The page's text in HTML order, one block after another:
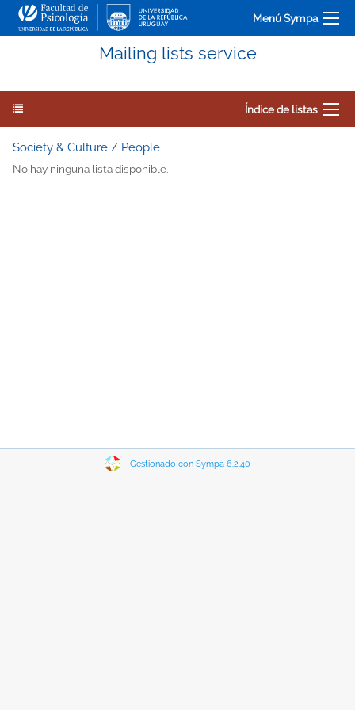
Menú Sympa
Mailing lists service
Índice de listas
Society & Culture / People
No hay ninguna lista disponible.
Gestionado con Sympa 6.2.40